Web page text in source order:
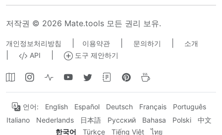
저작권 © 2026 Mate.tools 모든 권리 보유.
개인정보처리방침 이용약관 문의하기 소개
API 도구 제안하기
언어: English Español Deutsch Français
Português
Italiano
Nederlands 日本語 Русский Bahasa Polski
中文
한국어
Türkçe Tiếng Việt ไทย